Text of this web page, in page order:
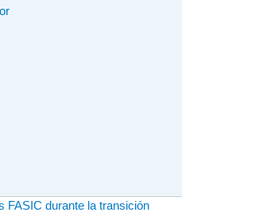
FASIC durante la transición